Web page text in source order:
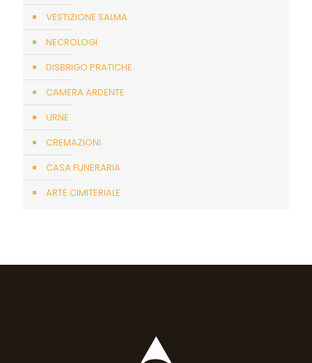
VESTIZIONE SALMA
NECROLOGI
DISBRIGO PRATICHE
CAMERA ARDENTE
URNE
CREMAZIONI
CASA FUNERARIA
ARTE CIMITERIALE